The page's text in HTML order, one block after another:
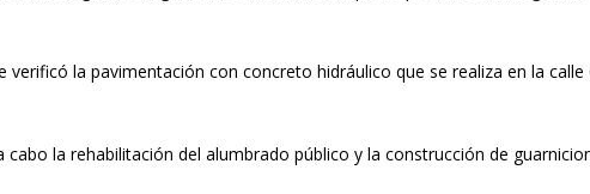
la pavimentación con concreto hidráulico que se realiza en la
la rehabilitación del alumbrado público y la construcción de